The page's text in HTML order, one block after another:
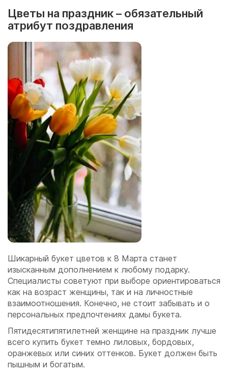
Цветы на праздник – обязательный
атрибут поздравления
Шикарный букет цветов к 8 Марта станет
изысканным дополнением к любому подарку.
Специалисты советуют при выборе ориентироваться
как на возраст женщины, так и на личностные
взаимоотношения. Конечно, не стоит забывать и о
персональных предпочтениях дамы букета.
Пятидесятипятилетней женщине на праздник лучше
всего купить букет темно лиловых, бордовых,
оранжевых или синих оттенков. Букет должен быть
пышным и богатым.